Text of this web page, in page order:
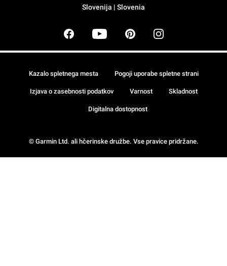
Slovenija | Slovenia
© Garmin Ltd. ali hčerinske družbe. Vse pravice pridržane.
Kazalo spletnega mesta Pogoji uporabe spletne strani
Izjava o zasebnosti podatkov Varnost Skladnost
Digitalna dostopnost